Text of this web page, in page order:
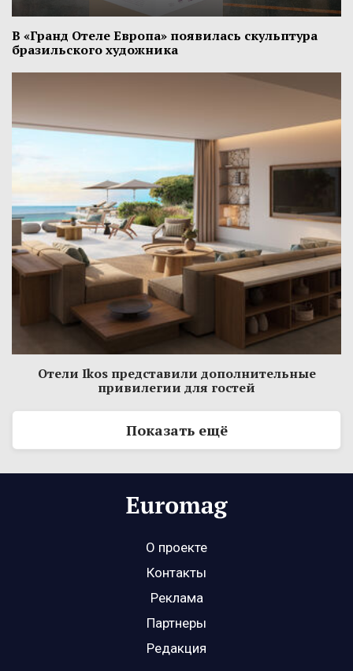
В «Гранд Отеле Европа» появилась скульптура
бразильского художника
Отели Ikos представили дополнительные
привилегии для гостей
Показать ещё
О проекте
Контакты
Реклама
Партнеры
Редакция